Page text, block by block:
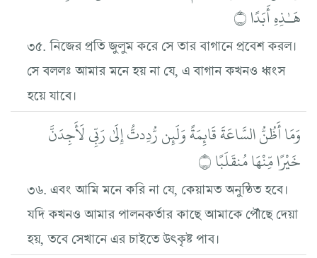
هَـٰذِهِ أَبَدًا ۝
৩৫. নিজের প্রতি জুলুম করে সে তার বাগানে প্রবেশ করল।
সে বললঃ আমার মনে হয় না যে, এ বাগান কখনও ধ্বংস
হয়ে যাবে।
وَمَا أَظُنُّ السَّاعَةَ قَائِمَةً وَلَئِن رُّدِدتُّ إِلَىٰ رَبِّي لَأَجِدَنَّ
خَيْرًا مِّنْهَا مُنقَلَبًا ۝
৩৬. এবং আমি মনে করি না যে, কেয়ামত অনুষ্ঠিত হবে।
যদি কখনও আমার পালনকর্তার কাছে আমাকে পৌঁছে দেয়া
হয়, তবে সেখানে এর চাইতে উৎকৃষ্ট পাব।